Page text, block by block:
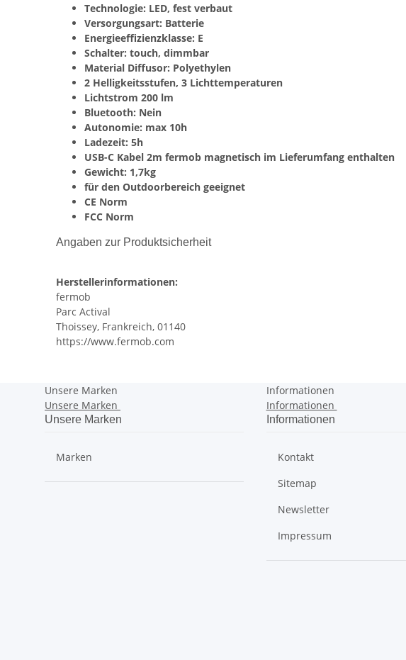
Technologie: LED, fest verbaut
Versorgungsart: Batterie
Energieeffizienzklasse: E
Schalter: touch, dimmbar
Material Diffusor: Polyethylen
2 Helligkeitsstufen, 3 Lichttemperaturen
Lichtstrom 200 lm
Bluetooth: Nein
Autonomie: max 10h
Ladezeit: 5h
USB-C Kabel 2m fermob magnetisch im Lieferumfang enthalten
Gewicht: 1,7kg
für den Outdoorbereich geeignet
CE Norm
FCC Norm
Angaben zur Produktsicherheit
Herstellerinformationen:
fermob
Parc Actival
Thoissey, Frankreich, 01140
https://www.fermob.com
Unsere Marken
Unsere Marken
Unsere Marken
Marken
Informationen
Informationen
Informationen
Kontakt
Sitemap
Newsletter
Impressum